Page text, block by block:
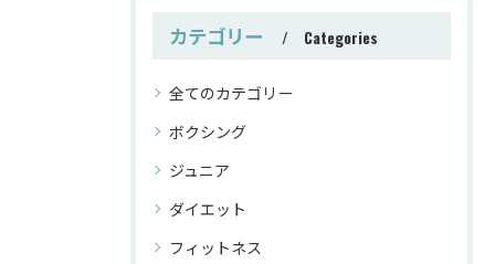
カテゴリー Categories
全てのカテゴリー
ボクシング
ジュニア
ダイエット
フィットネス